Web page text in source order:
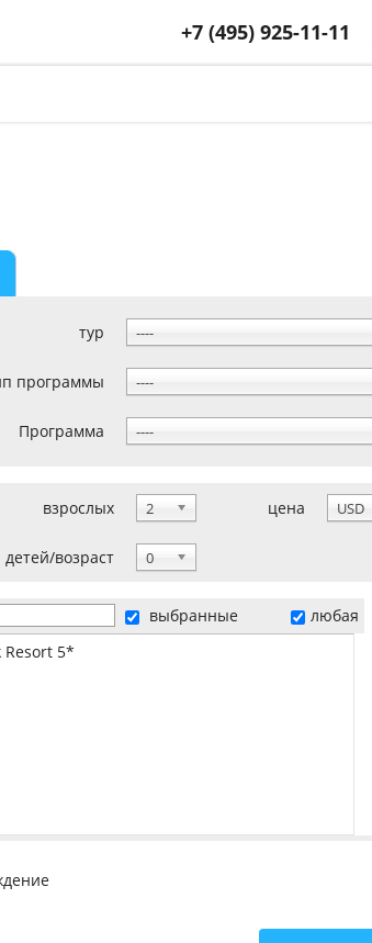
+7 (495) 925-11-11
тур ----
программы ----
Программа ----
взрослых 2 цена USD
детей/возраст 0
выбранные
любая
Resort 5*